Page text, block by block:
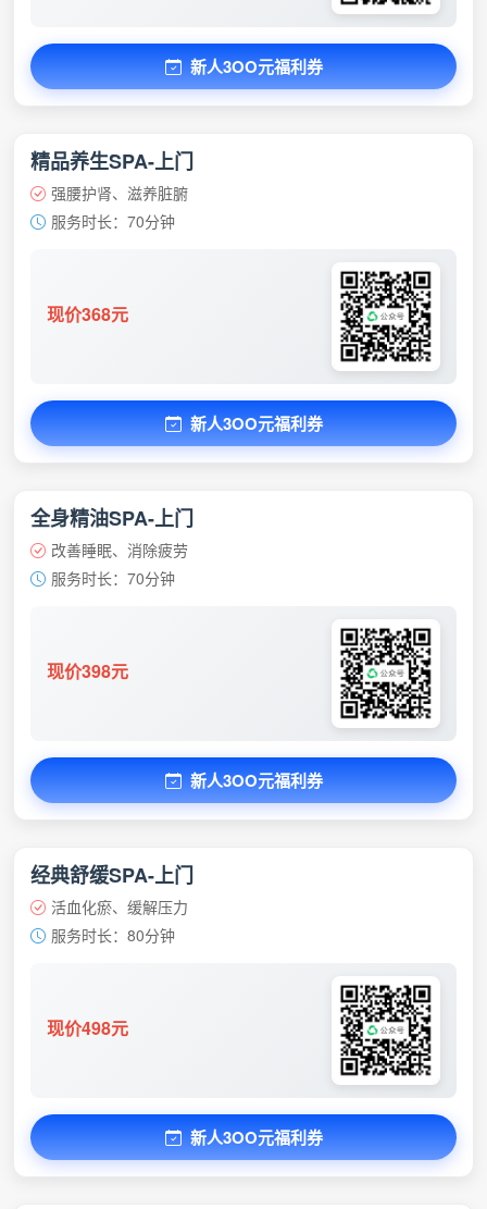
新人3OO元福利券
精品养生SPA-上门
强腰护肾、滋养脏腑
服务时长：70分钟
现价368元
新人3OO元福利券
全身精油SPA-上门
改善睡眠、消除疲劳
服务时长：70分钟
现价398元
新人3OO元福利券
经典舒缓SPA-上门
活血化瘀、缓解压力
服务时长：80分钟
现价498元
新人3OO元福利券